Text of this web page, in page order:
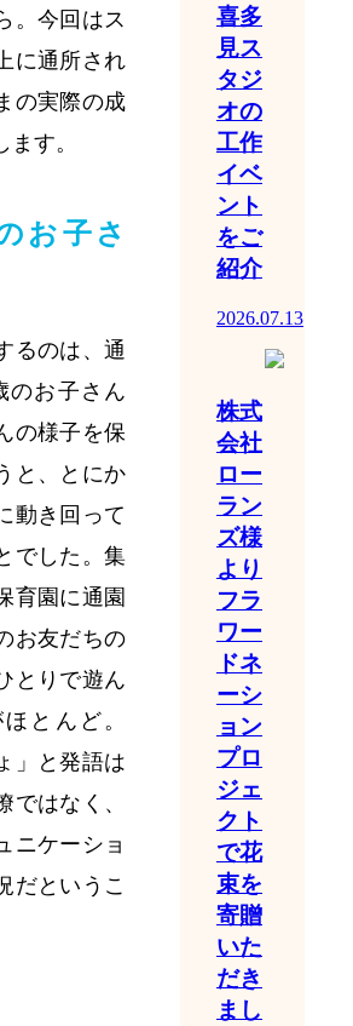
。今回はス
に通所され
の実際の成
す。
お子さ
るのは、通
のお子さん
の様子を保
と 、とにか
動き回って
でした。集
育園に通園
お友だちの
とりで遊ん
とんど。
」と発語は
ではなく、
ニケーショ
だというこ
喜多
見ス
タジ
オの
工作
イベ
ント
をご
紹介
2026.07.13
株式
会社
ロー
ラン
ズ様
より
フラ
ワー
ドネ
ーシ
ョン
プロ
ジェ
クト
で花
束を
寄贈
いた
だき
まし